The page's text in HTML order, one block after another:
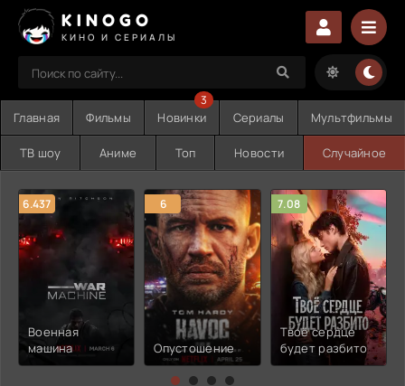
KINOGO
КИНО И СЕРИАЛЫ
Главная Фильмы Новинки
3
Сериалы Мультфильмы
ТВ шоу Аниме Топ Новости Случайное
6.437
Военная
машина
6
Опустошение
7.08
Твоё сердце
будет разбито